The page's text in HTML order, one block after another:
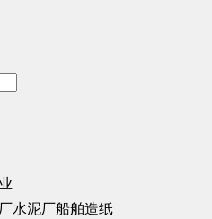
水泥厂船舶造纸